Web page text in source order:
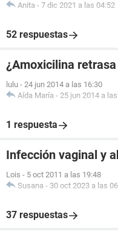
Anita - 7 dic 2021 a las 04:52
52 respuestas
¿Amoxicilina
lulu - 24 jun 2014 a las 16:30
Aída María - 25 jun 2014 a
1 respuesta
Infección vaginal y
Lois - 5 oct 2011 a las 19:48
Susana - 30 oct 2023 a las
37 respuestas